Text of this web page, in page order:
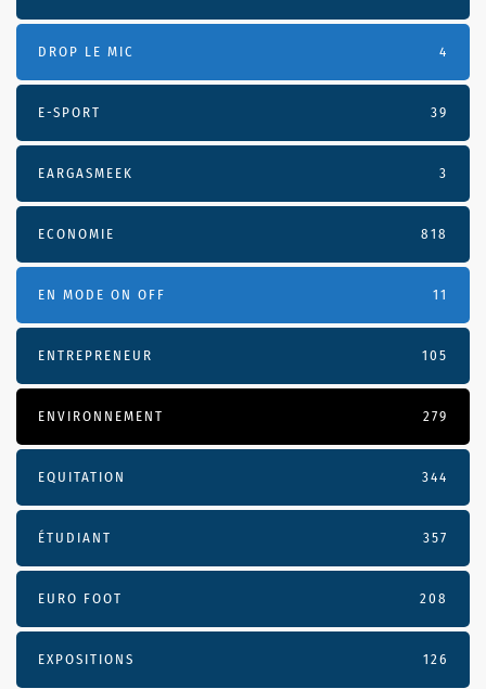
DROP LE MIC 4
E-SPORT 39
EARGASMEEK 3
ECONOMIE 818
EN MODE ON OFF 11
ENTREPRENEUR 105
ENVIRONNEMENT 279
EQUITATION 344
ÉTUDIANT 357
EURO FOOT 208
EXPOSITIONS 126